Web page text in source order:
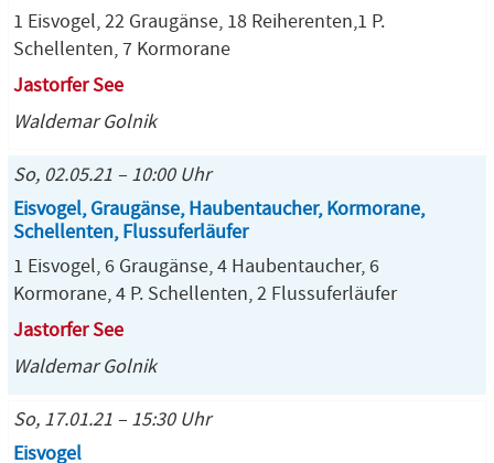
1 Eisvogel, 22 Graugänse, 18 Reiherenten,1 P.
Schellenten, 7 Kormorane
Jastorfer See
Waldemar Golnik
So, 02.05.21 – 10:00 Uhr
Eisvogel, Graugänse, Haubentaucher, Kormorane,
Schellenten, Flussuferläufer
1 Eisvogel, 6 Graugänse, 4 Haubentaucher, 6
Kormorane, 4 P. Schellenten, 2 Flussuferläufer
Jastorfer See
Waldemar Golnik
So, 17.01.21 – 15:30 Uhr
Eisvogel